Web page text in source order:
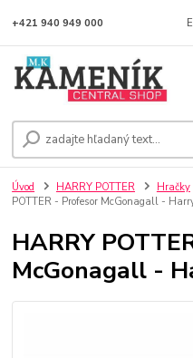
+421 940 949 000
Úvod HARRY POTTER Hračky
POTTER - Profesor McGonagall -
HARRY
McGonagall -